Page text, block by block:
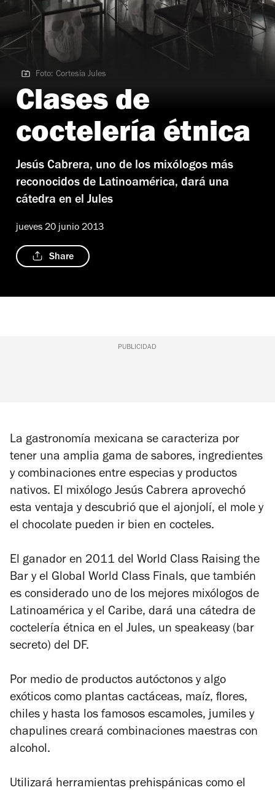
Foto: Cortesía Jules
Foto: Cortesía Jules
Clases de
coctelería étnica
Jesús Cabrera, uno de los mixólogos más
reconocidos de Latinoamérica, dará una
cátedra en el Jules
jueves 20 junio 2013
Share
PUBLICIDAD
La gastronomía mexicana se caracteriza por
tener una amplia gama de sabores, ingredientes
y combinaciones entre especias y productos
nativos. El mixólogo Jesús Cabrera aprovechó
esta ventaja y descubrió que el ajonjolí, el mole y
el chocolate pueden ir bien en cocteles.
El ganador en 2011 del World Class Raising the
Bar y el Global World Class Finals, que también
es considerado uno de los mejores mixólogos de
Latinoamérica y el Caribe, dará una cátedra de
coctelería étnica en el Jules, un speakeasy (bar
secreto) del DF.
Por medio de productos autóctonos y algo
exóticos como plantas cactáceas, maíz, flores,
chiles y hasta los famosos escamoles, jumiles y
chapulines creará combinaciones maestras con
alcohol.
Utilizará herramientas prehispánicas como el